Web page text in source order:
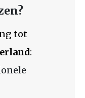
tot
: